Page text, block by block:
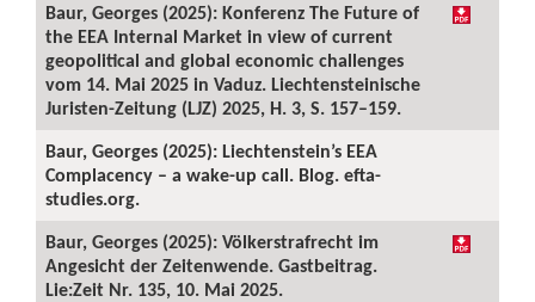
Baur, Georges (2025): Konferenz The Future of
the EEA Internal Market in view of current
geopolitical and global economic challenges
vom 14. Mai 2025 in Vaduz. Liechtensteinische
Juristen-Zeitung (LJZ) 2025, H. 3, S. 157–159.
Baur, Georges (2025): Liechtenstein’s EEA
Complacency – a wake-up call. Blog. efta-
studies.org.
Baur, Georges (2025): Völkerstrafrecht im
Angesicht der Zeitenwende. Gastbeitrag.
Lie:Zeit Nr. 135, 10. Mai 2025.